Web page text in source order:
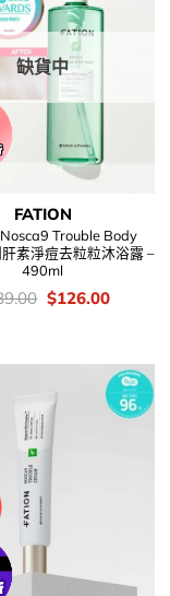
缺貨中
FATION
Trouble Body
素淨痘去粒粒沐浴露 –
490ml
Original
price
$126.00Current